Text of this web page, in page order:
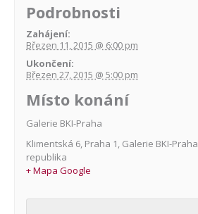
Podrobnosti
Zahájení:
Březen 11, 2015 @ 6:00 pm
Ukončení:
Březen 27, 2015 @ 5:00 pm
Místo konání
Galerie BKI-Praha
Klimentská 6, Praha 1 Galerie BKI-Praha
republika
+ Mapa Google